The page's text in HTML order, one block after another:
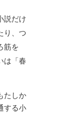
説だけ
り、つ
筋を
は「春
たしか
する小